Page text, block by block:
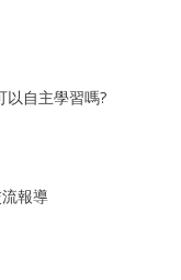
以自主學習嗎?
報導